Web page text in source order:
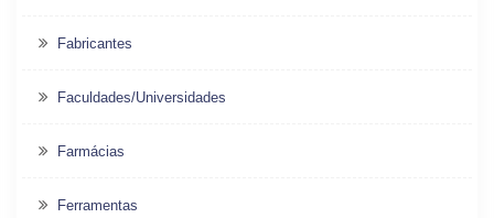
Fabricantes
Faculdades/Universidades
Farmácias
Ferramentas